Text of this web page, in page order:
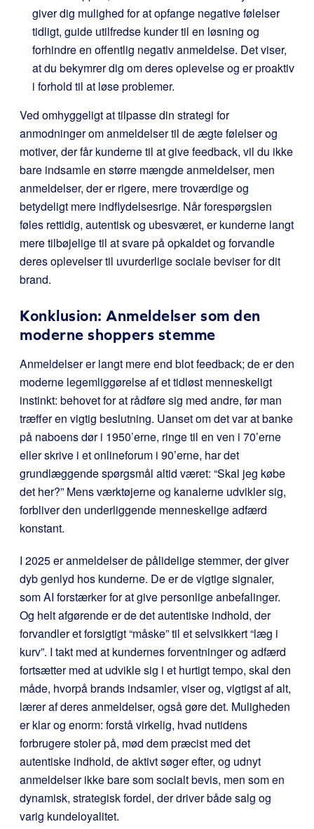
giver dig mulighed for at opfange negative følelser
tidligt, guide utilfredse kunder til en løsning og
forhindre en offentlig negativ anmeldelse. Det viser,
at du bekymrer dig om deres oplevelse og er proaktiv
i forhold til at løse problemer.
Ved omhyggeligt at tilpasse din strategi for
anmodninger om anmeldelser til de ægte følelser og
motiver, der får kunderne til at give feedback, vil du ikke
bare indsamle en større mængde anmeldelser, men
anmeldelser, der er rigere, mere troværdige og
betydeligt mere indflydelsesrige. Når forespørgslen
føles rettidig, autentisk og ubesværet, er kunderne langt
mere tilbøjelige til at svare på opkaldet og forvandle
deres oplevelser til uvurderlige sociale beviser for dit
brand.
Konklusion: Anmeldelser som den
moderne shoppers stemme
Anmeldelser er langt mere end blot feedback; de er den
moderne legemliggørelse af et tidløst menneskeligt
instinkt: behovet for at rådføre sig med andre, før man
træffer en vigtig beslutning. Uanset om det var at banke
på naboens dør i 1950’erne, ringe til en ven i 70’erne
eller skrive i et onlineforum i 90’erne, har det
grundlæggende spørgsmål altid været: “Skal jeg købe
det her?” Mens værktøjerne og kanalerne udvikler sig,
forbliver den underliggende menneskelige adfærd
konstant.
I 2025 er anmeldelser de pålidelige stemmer, der giver
dyb genlyd hos kunderne. De er de vigtige signaler,
som AI forstærker for at give personlige anbefalinger.
Og helt afgørende er de det autentiske indhold, der
forvandler et forsigtigt “måske” til et selvsikkert “læg i
kurv”. I takt med at kundernes forventninger og adfærd
fortsætter med at udvikle sig i et hurtigt tempo, skal den
måde, hvorpå brands indsamler, viser og, vigtigst af alt,
lærer af deres anmeldelser, også gøre det. Muligheden
er klar og enorm: forstå virkelig, hvad nutidens
forbrugere stoler på, mød dem præcist med det
autentiske indhold, de aktivt søger efter, og udnyt
anmeldelser ikke bare som socialt bevis, men som en
dynamisk, strategisk fordel, der driver både salg og
varig kundeloyalitet.